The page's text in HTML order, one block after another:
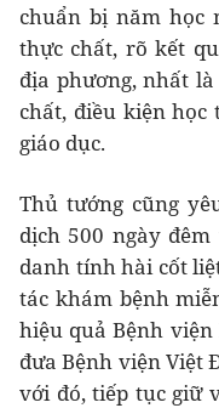
chuẩn bị năm học
thực chất, rõ kết
địa phương, nhất
chất, điều kiện học
giáo dục.
Thủ tướng cũng
dịch 500 ngày
danh tính hài cốt
tác khám bệnh
hiệu quả Bệnh viện
đưa Bệnh viện Việt
với đó, tiếp tục giữ